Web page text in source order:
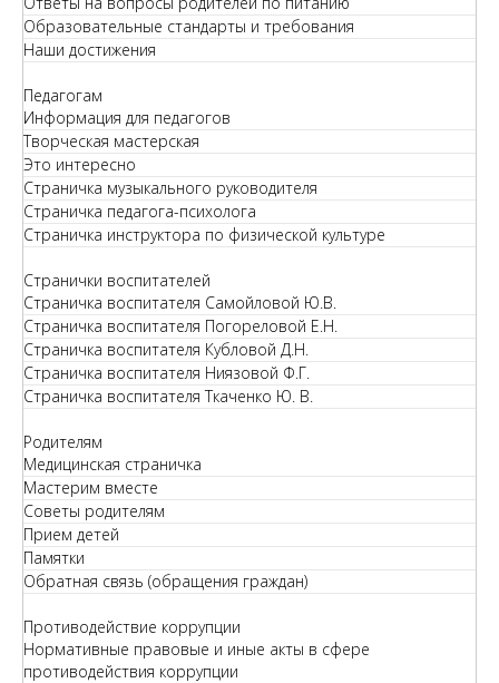
Образовательные стандарты и требования
Наши достижения
Педагогам
Информация для педагогов
Творческая мастерская
Это интересно
Страничка музыкального руководителя
Страничка педагога-психолога
Страничка инструктора по физической культуре
Странички воспитателей
Страничка воспитателя Самойловой Ю.В.
Страничка воспитателя Погореловой Е.Н.
Страничка воспитателя Кубловой Д.Н.
Страничка воспитателя Ниязовой Ф.Г.
Страничка воспитателя Ткаченко Ю. В.
Родителям
Медицинская страничка
Мастерим вместе
Советы родителям
Прием детей
Памятки
Обратная связь (обращения граждан)
Противодействие коррупции
Нормативные правовые и иные акты в сфере
противодействия коррупции